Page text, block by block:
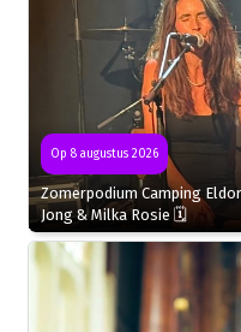
Op 8 augustus 2026
Zomerpodium Camping
Jong & Milka Rosie 🗓